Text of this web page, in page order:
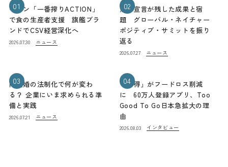
01
キリン「一番搾りACTION」
で食の生産者支援 旗艦ブラ
ンドでCSV経営深化へ
2026.07.30 ニュース
02
熊本宣言が残した成果と宿
題 グローバル・ネイチャー
ポジティブ・サミットを振り
返る
2026.07.27 ニュース
03
同性婚の法制化で何が変わ
る？ 企業にいま求められる準
備と実践
2026.07.21 ニュース
04
「お得」がフードロス削減
に 60万人登録アプリ、Too
Good To Go日本急拡大の理
由
2026.08.03 インタビュー